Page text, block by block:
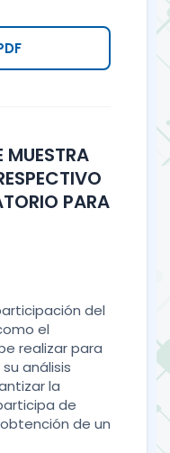
PARA
del
el
realizar para
análisis
la
de
de un